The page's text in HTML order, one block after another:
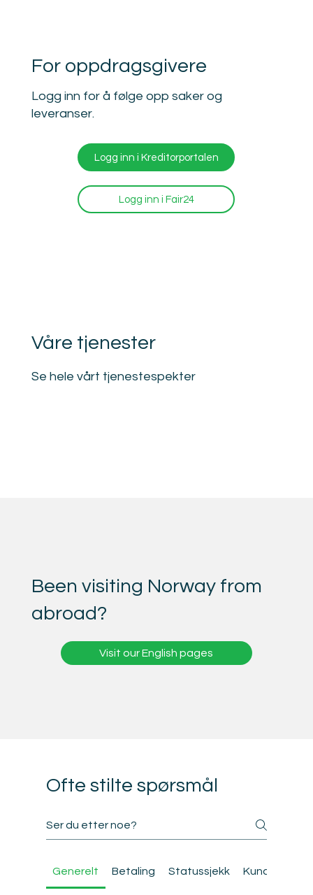
For oppdragsgivere
Logg inn for å følge opp saker og
leveranser.
Logg inn i Kreditorportalen
Logg inn i Fair24
Våre tjenester
Se hele vårt tjenestespekter
Been visiting Norway from
abroad?
Visit our English pages
Ofte stilte spørsmål
Generelt Betaling Statussjekk